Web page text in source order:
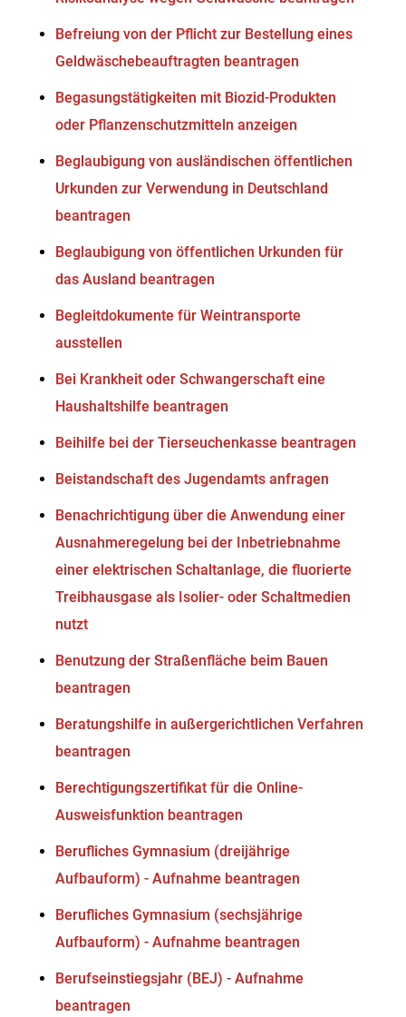
Befreiung von der Pflicht zur Bestellung eines
Geldwäschebeauftragten beantragen
Begasungstätigkeiten mit Biozid-Produkten
oder Pflanzenschutzmitteln anzeigen
Beglaubigung von ausländischen öffentlichen
Urkunden zur Verwendung in Deutschland
beantragen
Beglaubigung von öffentlichen Urkunden für
das Ausland beantragen
Begleitdokumente für Weintransporte
ausstellen
Bei Krankheit oder Schwangerschaft eine
Haushaltshilfe beantragen
Beihilfe bei der Tierseuchenkasse beantragen
Beistandschaft des Jugendamts anfragen
Benachrichtigung über die Anwendung einer
Ausnahmeregelung bei der Inbetriebnahme
einer elektrischen Schaltanlage, die fluorierte
Treibhausgase als Isolier- oder Schaltmedien
nutzt
Benutzung der Straßenfläche beim Bauen
beantragen
Beratungshilfe in außergerichtlichen Verfahren
beantragen
Berechtigungszertifikat für die Online-
Ausweisfunktion beantragen
Berufliches Gymnasium (dreijährige
Aufbauform) - Aufnahme beantragen
Berufliches Gymnasium (sechsjährige
Aufbauform) - Aufnahme beantragen
Berufseinstiegsjahr (BEJ) - Aufnahme
beantragen